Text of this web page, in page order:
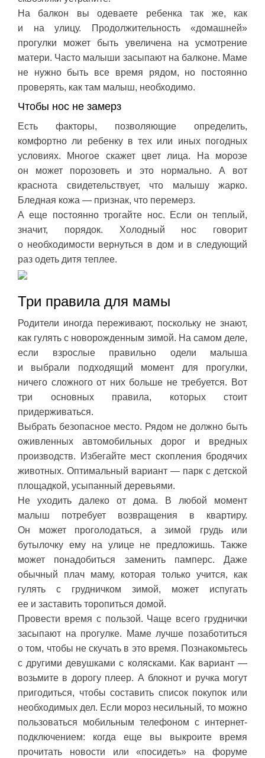
На балкон вы одеваете ребенка так же, как
и на улицу. Продолжительность «домашней»
прогулки может быть увеличена на усмотрение
матери. Часто малыши засыпают на балконе. Маме
не нужно быть все время рядом, но постоянно
проверять, как там малыш, необходимо.
Чтобы нос не замерз
Есть факторы, позволяющие определить,
комфортно ли ребенку в тех или иных погодных
условиях. Многое скажет цвет лица. На морозе
он может порозоветь и это нормально. А вот
краснота свидетельствует, что малышу жарко.
Бледная кожа — признак, что перемерз.
А еще постоянно трогайте нос. Если он теплый,
значит, порядок. Холодный нос говорит
о необходимости вернуться в дом и в следующий
раз одеть дитя теплее.
Три правила для мамы
Родители иногда переживают, поскольку не знают,
как гулять с новорожденным зимой. На самом деле,
если взрослые правильно одели малыша
и выбрали подходящий момент для прогулки,
ничего сложного от них больше не требуется. Вот
три основных правила, которых стоит
придерживаться.
Выбрать безопасное место. Рядом не должно быть
оживленных автомобильных дорог и вредных
производств. Избегайте мест скопления бродячих
животных. Оптимальный вариант — парк с детской
площадкой, усыпанный деревьями.
Не уходить далеко от дома. В любой момент
малыш потребует возвращения в квартиру.
Он может проголодаться, а зимой грудь или
бутылочку ему на улице не предложишь. Также
может понадобиться заменить памперс. Даже
обычный плач маму, которая только учится, как
гулять с грудничком зимой, может испугать
ее и заставить торопиться домой.
Провести время с пользой. Чаще всего груднички
засыпают на прогулке. Маме лучше позаботиться
о том, чтобы не скучать в это время. Познакомьтесь
с другими девушками с колясками. Как вариант —
возьмите в дорогу плеер. А блокнот и ручка могут
пригодиться, чтобы составить список покупок или
необходимых дел. Если мороз несильный, то можно
пользоваться мобильным телефоном с интернет-
подключением: когда еще вы выкроите время
прочитать новости или «посидеть» на форуме